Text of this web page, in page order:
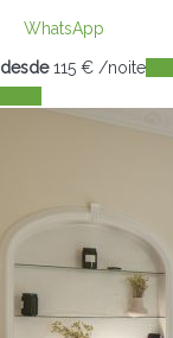
WhatsApp
desde115 € /noite